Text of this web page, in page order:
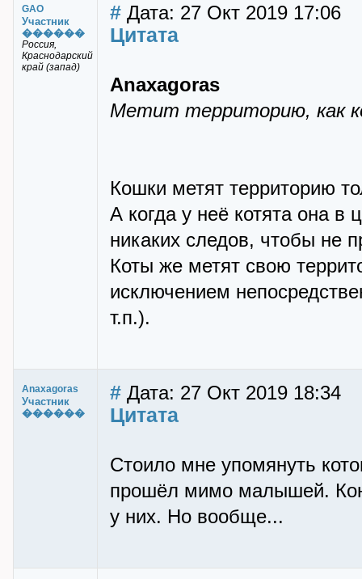
GAO
Участник
������
Россия,
Краснодарский
край (запад)
# Дата: 27 Окт 2019 17:06
Цитата
Anaxagoras
Метит территорию, как
Кошки метят территорию
А когда у неё котята она в
никаких следов, чтобы не
Коты же метят свою
исключением
т.п.).
Anaxagoras
Участник
������
# Дата: 27 Окт 2019 18:34
Цитата
Стоило мне упомянуть
прошёл мимо малышей.
у них. Но вообще...